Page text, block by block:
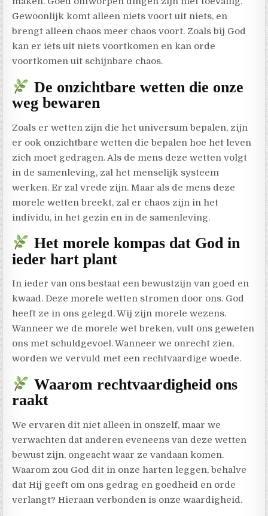
Gewoonlijk komt alleen niets voort uit niets, en
brengt alleen chaos meer chaos voort. Zoals bij God
kan er iets uit niets voortkomen en kan orde
voortkomen uit schijnbare chaos.
De onzichtbare wetten die onze
weg bewaren
Zoals er wetten zijn die het universum bepalen, zijn
er ook onzichtbare wetten die bepalen hoe het leven
zich moet gedragen. Als de mens deze wetten volgt
in de samenleving, zal het menselijk systeem
werken. Er zal vrede zijn. Maar als de mens deze
morele wetten breekt, zal er chaos zijn in het
individu, in het gezin en in de samenleving.
Het morele kompas dat God in
ieder hart plant
In ieder van ons bestaat een bewustzijn van goed en
kwaad. Deze morele wetten stromen door ons. God
heeft ze in ons gelegd. Wij zijn morele wezens.
Wanneer we de morele wet breken, vult ons geweten
ons met schuldgevoel. Wanneer we onrecht zien,
worden we vervuld met een rechtvaardige woede.
Waarom rechtvaardigheid ons
raakt
We ervaren dit niet alleen in onszelf, maar we
verwachten dat anderen eveneens van deze wetten
bewust zijn, ongeacht waar ze vandaan komen.
Waarom zou God dit in onze harten leggen, behalve
dat Hij geeft om ons gedrag en goedheid en orde
verlangt? Hieraan verbonden is onze waardigheid.